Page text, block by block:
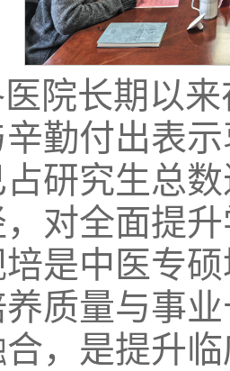
院长期以
勤付出表
研究生总
对全面提
是中医专
质量与事
，是提升